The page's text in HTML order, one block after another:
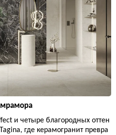
мрамора
и четыре благородных оттен
где керамогранит превра